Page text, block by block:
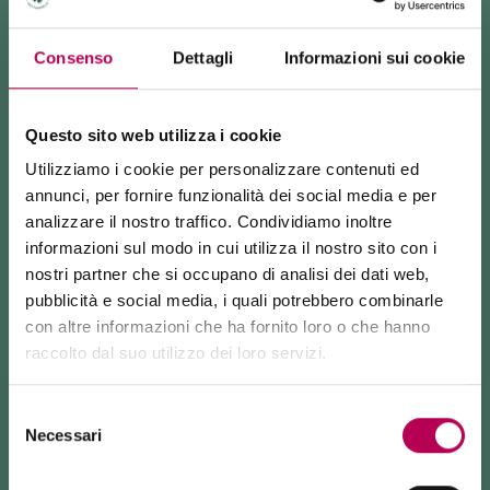
Consenso Dettagli Informazioni sui cookie
Questo sito web utilizza i cookie
Utilizziamo i cookie per personalizzare contenuti ed
annunci, per fornire funzionalità dei social media e per
analizzare il nostro traffico. Condividiamo inoltre
informazioni sul modo in cui utilizza il nostro sito con i
nostri partner che si occupano di analisi dei dati web,
pubblicità e social media, i quali potrebbero combinarle
con altre informazioni che ha fornito loro o che hanno
raccolto dal suo utilizzo dei loro servizi.
delNecessari
24 luglio 2026
FUNIVIA MONTE DI MEZZOCORONA CHIUSA PER LAVORI
La funivia del Monte di Mezzocorona è
chiusa per lavori
SINFONIE DI NATALE
Rassegna di concerti e spettacoli natalizi
FAEDO, IL PAESE DEL
ROTALIANA KÖNIGSBERG